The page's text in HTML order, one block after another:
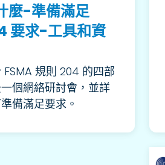
麼-準備滿足
要求-工具和資
規則 204 的四部
個網絡研討會，並詳
備滿足要求。